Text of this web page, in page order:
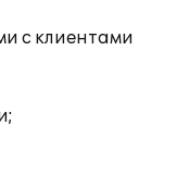
с клиентами